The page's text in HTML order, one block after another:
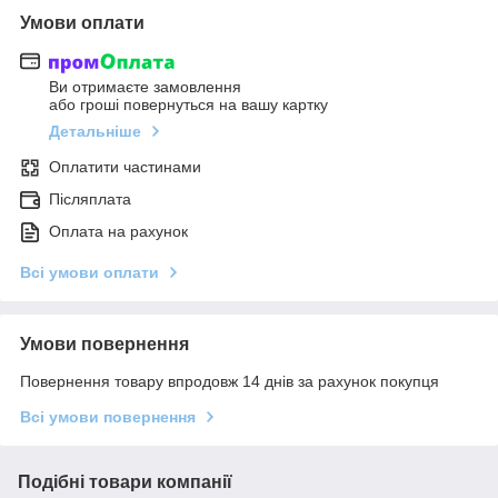
Умови оплати
Ви отримаєте замовлення
або гроші повернуться на вашу картку
Детальніше
Оплатити частинами
Післяплата
Оплата на рахунок
Всі умови оплати
Умови повернення
Повернення товару впродовж 14 днів за рахунок покупця
Всі умови повернення
Подібні товари компанії